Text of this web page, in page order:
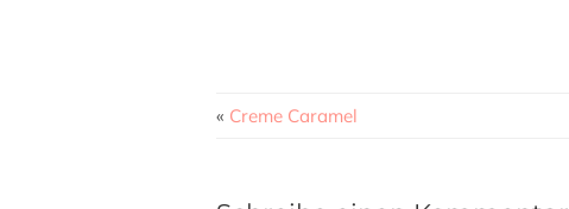
« Creme Caramel